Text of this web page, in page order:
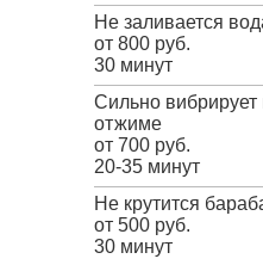
Не заливается
от 800 руб.
30 минут
Сильно вибрирует
отжиме
от 700 руб.
20-35 минут
Не крутится
от 500 руб.
30 минут